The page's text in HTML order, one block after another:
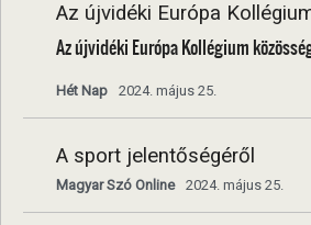
Az újvidéki Európa
Az újvidéki Európa Kollégium
Hét Nap 2024. május 25.
A sport jelentőségéről
Magyar Szó Online 2024. május 25.